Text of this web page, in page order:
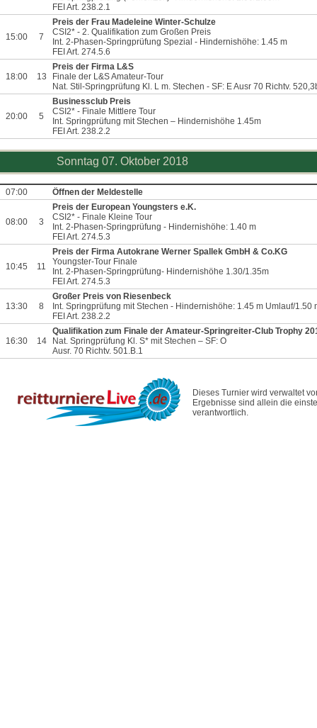
FEI Art. 238.2.1
15:00 7
Preis der Frau Madeleine Winter-Schulze
CSI2* - 2. Qualifikation zum Großen Preis
Int. 2-Phasen-Springprüfung Spezial - Hindernishöhe: 1.45 m
FEI Art. 274.5.6
18:00 13
Preis der Firma L&S
Finale der L&S Amateur-Tour
Nat. Stil-Springprüfung Kl. L m. Stechen - SF: E Ausr 70 Richtv.
20:00 5
Businessclub Preis
CSI2* - Finale Mittlere Tour
Int. Springprüfung mit Stechen – Hindernishöhe 1.45m
FEI Art. 238.2.2
Sonntag 07. Oktober 2018
07:00 Öffnen der Meldestelle
08:00 3
Preis der European Youngsters e.K.
CSI2* - Finale Kleine Tour
Int. 2-Phasen-Springprüfung - Hindernishöhe: 1.40 m
FEI Art. 274.5.3
10:45 11
Preis der Firma Autokrane Werner Spallek GmbH & Co.KG
Youngster-Tour Finale
Int. 2-Phasen-Springprüfung- Hindernishöhe 1.30/1.35m
FEI Art. 274.5.3
13:30 8
Großer Preis von Riesenbeck
Int. Springprüfung mit Stechen - Hindernishöhe: 1.45 m Umlauf/1.50
FEI Art. 238.2.2
16:30 14
Qualifikation zum Finale der Amateur-Springreiter-Club Trophy
Nat. Springprüfung Kl. S* mit Stechen – SF: O
Ausr. 70 Richtv. 501.B.1
Dieses Turnier wird verwaltet
Ergebnisse sind allein die
verantwortlich.